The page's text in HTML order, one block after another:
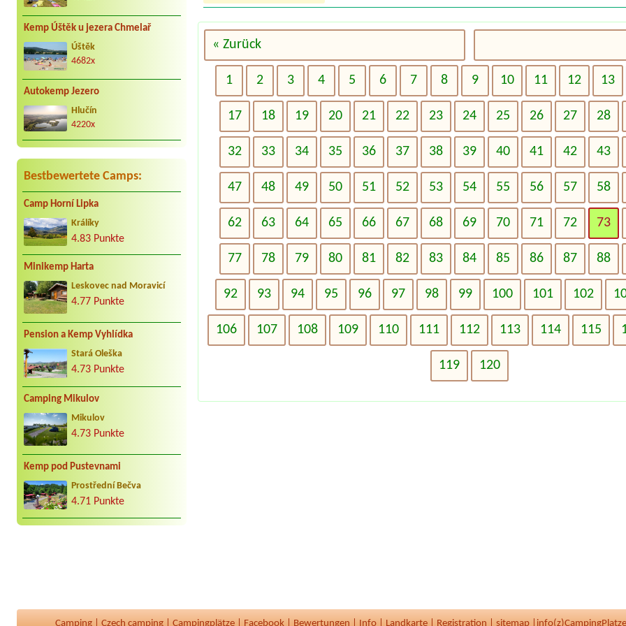
Kemp Úštěk u jezera Chmelař
Úštěk
4682x
Autokemp Jezero
Hlučín
4220x
Bestbewertete Camps:
Camp Horní Lipka
Králíky
4.83 Punkte
Minikemp Harta
Leskovec nad Moravicí
4.77 Punkte
Pension a Kemp Vyhlídka
Stará Oleška
4.73 Punkte
Camping Mikulov
Mikulov
4.73 Punkte
Kemp pod Pustevnami
Prostřední Bečva
4.71 Punkte
« Zurück
1 2 3 4 5 6 7 8 9 10 11 12 13
17 18 19 20 21 22 23 24 25 26 27 28
32 33 34 35 36 37 38 39 40 41 42 43
47 48 49 50 51 52 53 54 55 56 57 58
62 63 64 65 66 67 68 69 70 71 72 73
77 78 79 80 81 82 83 84 85 86 87 88
92 93 94 95 96 97 98 99 100 101 102
106 107 108 109 110 111 112 113 114 115
119 120
Camping Czech camping Campingplätze Facebook Bewertungen Info Landkarte Registration sitemap